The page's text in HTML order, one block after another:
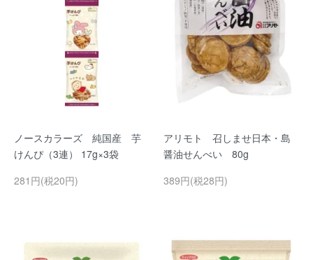
ノースカラーズ 純国産 芋
けんぴ（3連） 17g×3袋
281円(税20円)
アリモト 召しませ日本・島
醤油せんべい 80g
389円(税28円)